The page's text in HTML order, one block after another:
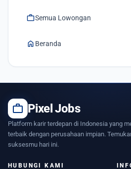
workSemua Lowongan
home Beranda
work Pixel Jobs
Platform karir terdepan di Indonesia yang
terbaik dengan perusahaan impian.
suksesmu hari ini.
HUBUNGI KAMI